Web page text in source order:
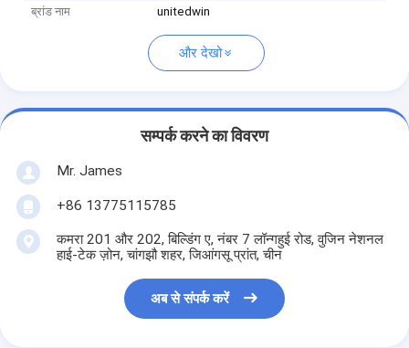
ब्रांड नाम
unitedwin
और देखो
सम्पर्क करने का विवरण
Mr. James
+86 13775115785
कमरा 201 और 202, बिल्डिंग ए, नंबर 7 लॉन्गहुई रोड, वुजिन नेशनल
हाई-टेक ज़ोन, चांगझौ शहर, जिआंगसू प्रांत, चीन
अब से संपर्क करें